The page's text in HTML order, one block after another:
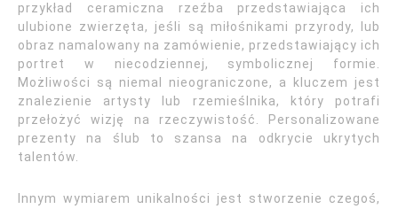
przykład ceramiczna rzeźba przedstawiająca ich
ulubione zwierzęta, jeśli są miłośnikami przyrody, lub
obraz namalowany na zamówienie, przedstawiający ich
portret w niecodziennej, symbolicznej formie.
Możliwości są niemal nieograniczone, a kluczem jest
znalezienie artysty lub rzemieślnika, który potrafi
przełożyć wizję na rzeczywistość. Personalizowane
prezenty na ślub to szansa na odkrycie ukrytych
talentów.
Innym wymiarem unikalności jest stworzenie czegoś,